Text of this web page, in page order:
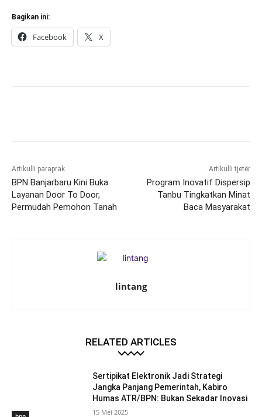
Bagikan ini:
Facebook X
Artikulli paraprak
BPN Banjarbaru Kini Buka
Layanan Door To Door,
Permudah Pemohon Tanah
Artikulli tjetër
Program Inovatif Dispersip
Tanbu Tingkatkan Minat
Baca Masyarakat
lintang
RELATED ARTICLES
Sertipikat Elektronik Jadi Strategi
Jangka Panjang Pemerintah, Kabiro
Humas ATR/BPN: Bukan Sekadar Inovasi
15 Mei 2025